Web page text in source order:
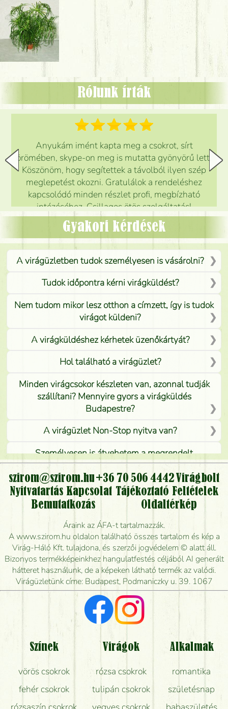
Rólunk írták
Anyukám imént kapta meg a csokrot, sírt
örömében, skype-on meg is mutatta gyönyörű lett.
Köszönöm, hogy segítettek a távolból ilyen szép
meglepetést okozni. Gratulálok a rendeléshez
kapcsolódó minden részlet profi, megbízható
intézéséhez. Csillagos ötös szolgáltatás!
Mónika
Gyakori kérdések
A virágüzletben tudok személyesen is vásárolni?
Tudok időpontra kérni virágküldést?
Nem tudom mikor lesz otthon a címzett, így is tudok
virágot küldeni?
A virágküldéshez kérhetek üzenőkártyát?
Hol található a virágüzlet?
Minden virágcsokor készleten van, azonnal tudják
szállítani? Mennyire gyors a virágküldés
Budapestre?
A virágüzlet Non-Stop nyitva van?
Személyesen is átvehetem a megrendelt
virágcsokrot, vagy csak virágküldéssel, kiszállítással
kérhető?
Vidékre is lehet rendelni?
Meddig rendelhetek virágküldést úgy, hogy még ma
kiszállítsák?
Mennyire gyorsan tudják elkészíteni a csokrot, és
mikor tudják leghamarabb kiszállítani?
Vörös rózsát keresek, van önöknél?
Milyen visszajelzést kapok a virágküldésről?
Tényleg azt kapom, ami a képen van?
Mit kell tudni a virágcsokrok szállításáról?
Hogy marad a lehető legtovább friss a csokor?
Tudok adventi koszorút vásárolni boltban?
szirom@szirom.hu +36 70 506 4442 Virágbolt
Nyitvatartás Kapcsolat Tájékoztató Feltételek
Bemutatkozás
Oldaltérkép
Áraink az ÁFA-t tartalmazzák.
A www.szirom.hu oldalon található összes tartalom és kép a
Virág-Háló Kft. tulajdona, és szerzői jogvédelem © alatt áll.
Bizonyos termékképeinkhez hangulatfestés céljából AI generált
hátteret használunk, de a képeken látható termék az valódi.
Virágüzletünk címe: Budapest, Podmaniczky u. 39. 1067
Színek
vörös csokrok
fehér csokrok
Virágok
rózsa csokrok
tulipán csokrok
Alkalmak
romantika
születésnap